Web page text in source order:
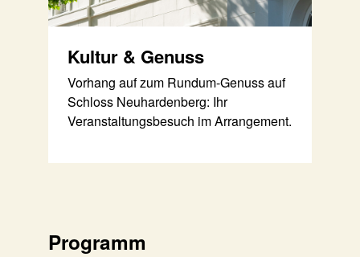
Kultur & Genuss
Vorhang auf zum Rundum-Genuss auf
Schloss Neuhardenberg: Ihr
Veranstaltungsbesuch im Arrangement.
Programm